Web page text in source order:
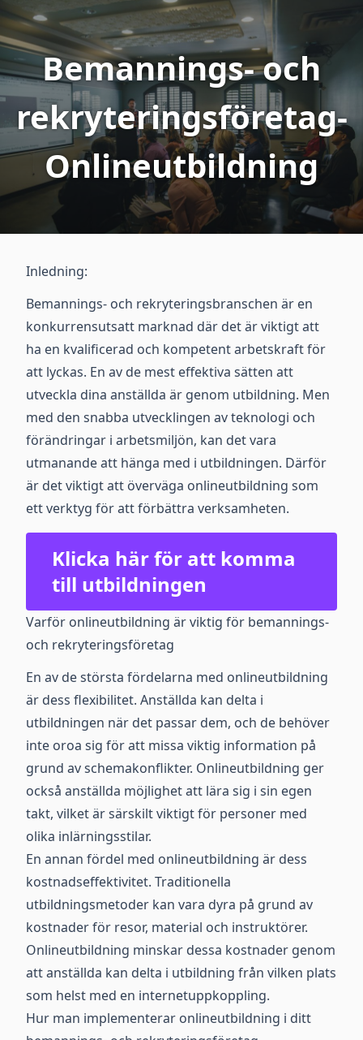
Bemannings- och
rekryteringsföretag-
Onlineutbildning
Inledning:
Bemannings- och rekryteringsbranschen är en
konkurrensutsatt marknad där det är viktigt att
ha en kvalificerad och kompetent arbetskraft för
att lyckas. En av de mest effektiva sätten att
utveckla dina anställda är genom utbildning. Men
med den snabba utvecklingen av teknologi och
förändringar i arbetsmiljön, kan det vara
utmanande att hänga med i utbildningen. Därför
är det viktigt att överväga onlineutbildning som
ett verktyg för att förbättra verksamheten.
Klicka här för att komma
till utbildningen
Varför onlineutbildning är viktig för bemannings-
och rekryteringsföretag
En av de största fördelarna med onlineutbildning
är dess flexibilitet. Anställda kan delta i
utbildningen när det passar dem, och de behöver
inte oroa sig för att missa viktig information på
grund av schemakonflikter. Onlineutbildning ger
också anställda möjlighet att lära sig i sin egen
takt, vilket är särskilt viktigt för personer med
olika inlärningsstilar.
En annan fördel med onlineutbildning är dess
kostnadseffektivitet. Traditionella
utbildningsmetoder kan vara dyra på grund av
kostnader för resor, material och instruktörer.
Onlineutbildning minskar dessa kostnader genom
att anställda kan delta i utbildning från vilken plats
som helst med en internetuppkoppling.
Hur man implementerar onlineutbildning i ditt